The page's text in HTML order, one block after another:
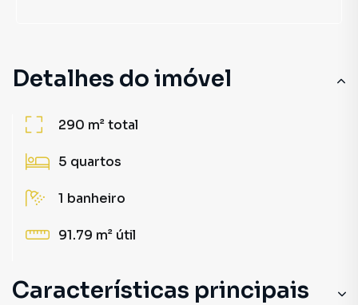
Detalhes do imóvel
290 m²total
5 quartos
1 banheiro
91.79 m² útil
Características principais